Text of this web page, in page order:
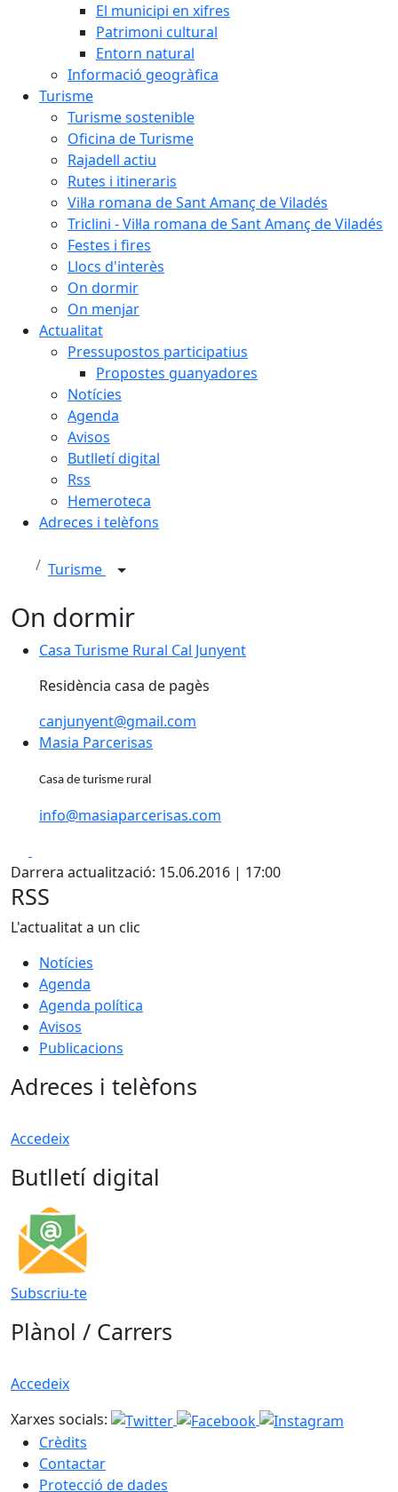
El municipi en xifres
Patrimoni cultural
Entorn natural
Informació geogràfica
Turisme
Turisme sostenible
Oficina de Turisme
Rajadell actiu
Rutes i itineraris
Vil·la romana de Sant Amanç de Viladés
Triclini - Vil·la romana de Sant Amanç de Viladés
Festes i fires
Llocs d'interès
On dormir
On menjar
Actualitat
Pressupostos participatius
Propostes guanyadores
Notícies
Agenda
Avisos
Butlletí digital
Rss
Hemeroteca
Adreces i telèfons
Turisme
On dormir
Casa Turisme Rural Cal Junyent
Residència casa de pagès
canjunyent@gmail.com
Masia Parcerisas
Casa de turisme rural
info@masiaparcerisas.com
Darrera actualització: 15.06.2016 | 17:00
RSS
L'actualitat a un clic
Notícies
Agenda
Agenda política
Avisos
Publicacions
Adreces i telèfons
Accedeix
Butlletí digital
Subscriu-te
Plànol / Carrers
Accedeix
Xarxes socials:
Crèdits
Contactar
Protecció de dades